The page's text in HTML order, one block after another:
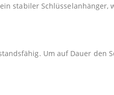
stabiler
Um auf Dauer